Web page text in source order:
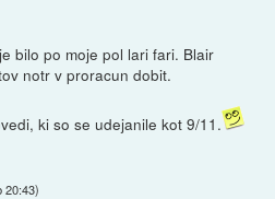
bilo po moje pol lari fari. Blair
notr v proracun dobit.
ki so se udejanile kot 9/11.
20:43)